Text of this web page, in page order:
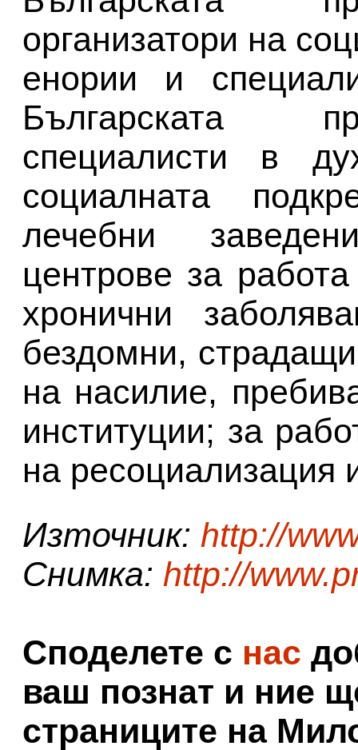
организатори на
енории и
Българската
специалисти в
социалната
лечебни
центрове за
хронични
бездомни,
на насилие,
институции; за
на ресоциализация
Източник: http://
Снимка: http://
Споделете с нас
ваш познат и ние
страниците на